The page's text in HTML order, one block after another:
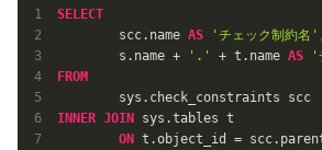
SELECT
	scc.name
AS 'チェック制約名'
	s.name +
'.' + t.name AS
'
FROM
INNER JOIN
sys.tables t
ON